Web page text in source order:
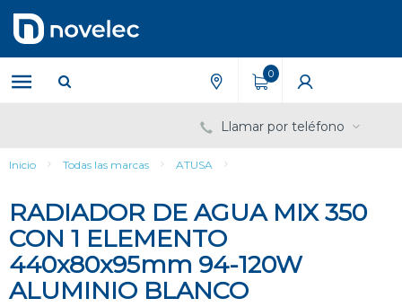
contenido
menú
de
navegación
0
Llamar por teléfono
Inicio Todas las marcas ATUSA
RADIADOR DE AGUA MIX 350
CON 1 ELEMENTO
440x80x95mm 94-120W
ALUMINIO BLANCO